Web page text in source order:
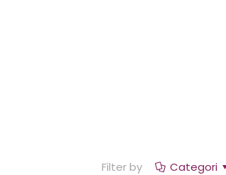
Filter by Categori